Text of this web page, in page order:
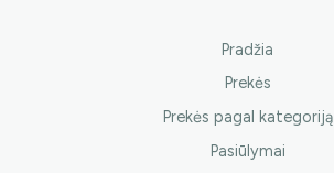
Pradžia
Prekės
Prekės pagal kategoriją
Pasiūlymai